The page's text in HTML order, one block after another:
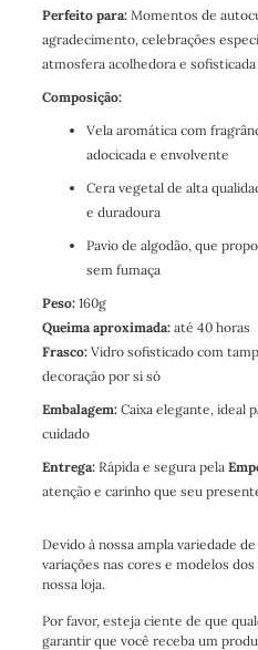
Perfeito para:Momentos de
agradecimento, celebrações
atmosfera acolhedora e
Composição:
Vela aromática com
adocicada e envolvente
Cera vegetal de alta
e duradoura
Pavio de algodão, que
sem fumaça
Peso:160g
Queima aproximada:até 40 horas
Frasco:Vidro sofisticado com
decoração por si só
Embalagem:Caixa elegante, ideal
cuidado
Entrega:Rápida e segura pela
atenção e carinho que seu
Devido à nossa ampla variedade
variações nas cores e modelos
nossa loja.
Por favor, esteja ciente de que
garantir que você receba um